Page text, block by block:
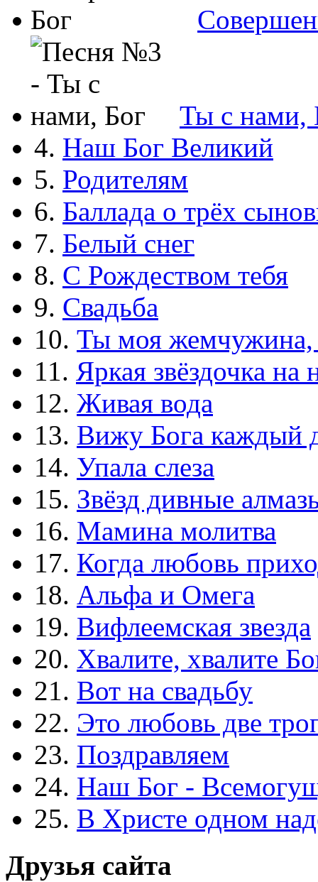
Ты с нами,
4. Наш Бог Великий
5. Родителям
6. Баллада о трёх
7. Белый снег
8. С Рождеством тебя
9. Свадьба
10. Ты моя жемчужина,
11. Яркая звёздочка на
12. Живая вода
13. Вижу Бога каждый
14. Упала слеза
15. Звёзд дивные
16. Мамина молитва
17. Когда любовь
18. Альфа и Омега
19. Вифлеемская звезда
20. Хвалите, хвалите
21. Вот на свадьбу
22. Это любовь две
23. Поздравляем
24. Наш Бог -
25. В Христе одном
Друзья сайта